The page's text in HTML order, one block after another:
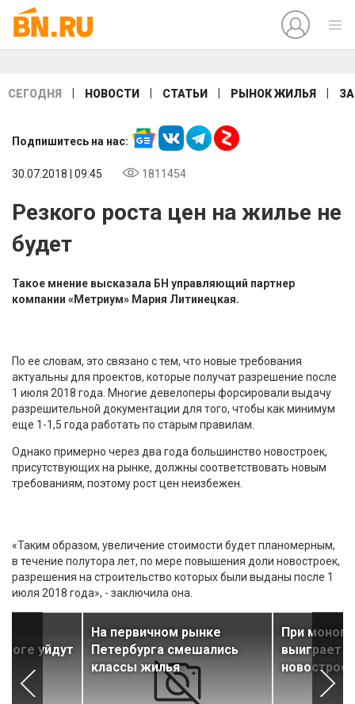
СЕГОДНЯ НОВОСТИ СТАТЬИ РЫНОК ЖИЛЬЯ
Подпишитесь на нас:
30.07.2018 | 09:45 1811454
Резкого роста цен на жилье не
будет
Такое мнение высказала БН управляющий партнер
компании «Метриум» Мария Литинецкая.
По ее словам, это связано с тем, что новые требования
актуальны для проектов, которые получат разрешение после
1 июля 2018 года. Многие девелоперы форсировали выдачу
разрешительной документации для того, чтобы как минимум
еще 1-1,5 года работать по старым правилам.
Однако примерно через два года большинство новостроек,
присутствующих на рынке, должны соответствовать новым
требованиям, поэтому рост цен неизбежен.
«Таким образом, увеличение стоимости будет планомерным,
в течение полутора лет, по мере повышения доли новостроек,
разрешения на строительство которых были выданы после 1
июля 2018 года», - заключила она.
уйдут
На первичном рынке
Петербурга смешались
классы жилья
При
выиграет
новостроек